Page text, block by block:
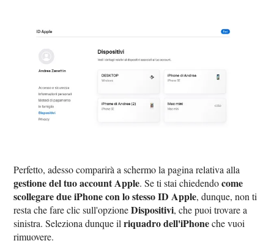
Perfetto, adesso comparirà a schermo la pagina relativa alla
gestione del tuo account Apple. Se ti stai chiedendocome
scollegare due iPhone con lo stesso ID Apple, dunque, non ti
resta che fare clic sull'opzioneDispositivi, che puoi trovare a
sinistra. Seleziona dunque ilriquadro dell'iPhoneche vuoi
rimuovere.